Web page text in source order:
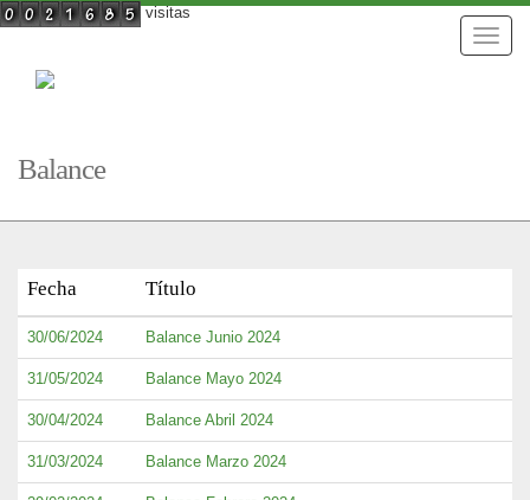
visitas
Toggle
Balance
Fecha Título
30/06/2024 Balance Junio 2024
31/05/2024 Balance Mayo 2024
30/04/2024 Balance Abril 2024
31/03/2024 Balance Marzo 2024